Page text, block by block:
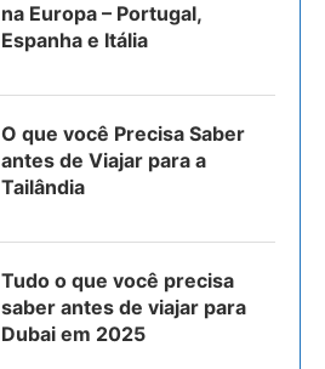
na Europa – Portugal,
Espanha e Itália
O que você Precisa Saber
antes de Viajar para a
Tailândia
Tudo o que você precisa
saber antes de viajar para
Dubai em 2025